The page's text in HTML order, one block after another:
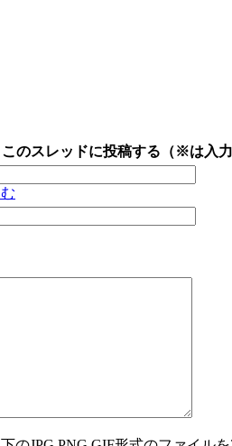
このスレッドに投稿する（※は入